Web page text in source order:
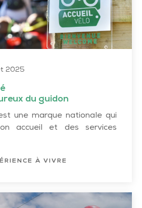
2025
du guidon
une marque nationale qui
accueil et des services
À VIVRE